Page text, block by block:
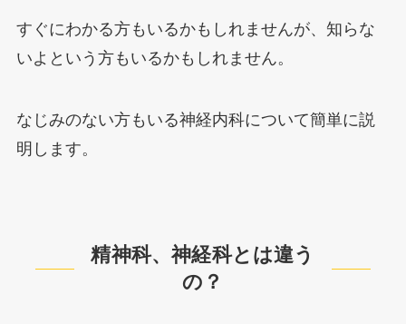
すぐにわかる方もいるかもしれませんが、知らな
いよという方もいるかもしれません。
なじみのない方もいる神経内科について簡単に説
明します。
精神科、神経科とは違う
の？